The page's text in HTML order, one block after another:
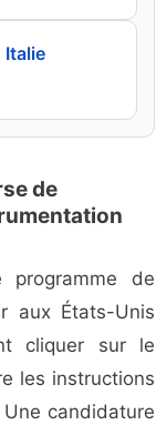
Italie
de
programme de
aux États-Unis
cliquer sur le
les instructions
candidature